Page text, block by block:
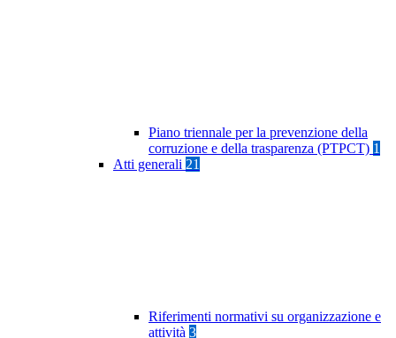
Piano triennale per la prevenzione della
corruzione e della trasparenza (PTPCT) 1
Atti generali 21
Riferimenti normativi su organizzazione e
attività 3